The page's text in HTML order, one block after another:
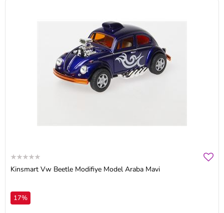
Kinsmart Vw Beetle Modifiye Model Araba Mavi
17%